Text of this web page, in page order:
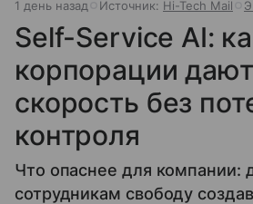
1 день назад Источник: Hi-Tech Mail
Self-Service AI:
корпорации
скорость без
контроля
Что опаснее для компании:
сотрудникам свободу